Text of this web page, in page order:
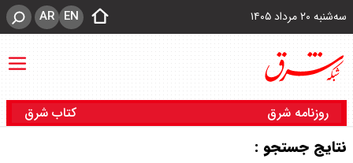
سه‌شنبه ۲۰ مرداد ۱۴۰۵ EN
AR
روزنامه شرق کتاب شرق
نتایج جستجو :